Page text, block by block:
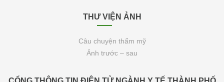
THƯ VIỆN ẢNH
Câu chuyện thẩm mỹ
Ảnh trước – sau